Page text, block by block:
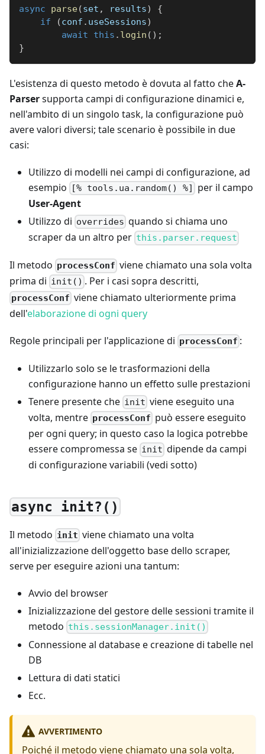
async parse(set , results)
{
if
(conf . useSessions)
await
this . login ( ) ;
}
L'esistenza di questo metodo è dovuta al fatto cheA-
Parsersupporta campi di configurazione dinamici e,
nell'ambito di un singolo task, la configurazione può
avere valori diversi; tale scenario è possibile in due
casi:
Utilizzo di modelli nei campi di configurazione, ad
esempio
[% tools.ua.random() %]
per il campo
User-Agent
Utilizzo di overrides quando si chiama uno
scraper da un altro per this.parser.request
Il metodo processConf viene chiamato una sola volta
prima di init() . Per i casi sopra descritti,
processConf viene chiamato ulteriormente prima
dell'elaborazione di ogni query
Regole principali per l'applicazione di processConf :
Utilizzarlo solo se le trasformazioni della
configurazione hanno un effetto sulle prestazioni
Tenere presente che init viene eseguito una
volta, mentre processConf può essere eseguito
per ogni query; in questo caso la logica potrebbe
essere compromessa se init dipende da campi
di configurazione variabili (vedi sotto)
async init?()
Il metodo init viene chiamato una volta
all'inizializzazione dell'oggetto base dello scraper,
serve per eseguire azioni una tantum:
Avvio del browser
Inizializzazione del gestore delle sessioni tramite il
metodo this.sessionManager.init()
Connessione al database e creazione di tabelle nel
DB
Lettura di dati statici
Ecc.
AVVERTIMENTO
Poiché il metodo viene chiamato una sola volta,